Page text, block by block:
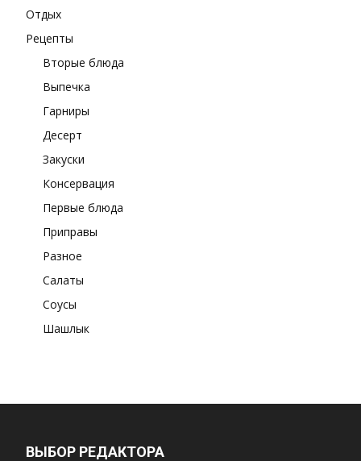
Отдых
Рецепты
Вторые блюда
Выпечка
Гарниры
Десерт
Закуски
Консервация
Первые блюда
Приправы
Разное
Салаты
Соусы
Шашлык
ВЫБОР РЕДАКТОРА